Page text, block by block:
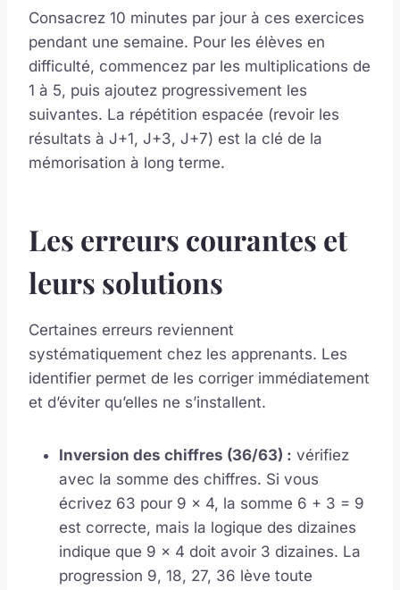
Consacrez 10 minutes par jour à ces exercices
pendant une semaine. Pour les élèves en
difficulté, commencez par les multiplications de
1 à 5, puis ajoutez progressivement les
suivantes. La répétition espacée (revoir les
résultats à J+1, J+3, J+7) est la clé de la
mémorisation à long terme.
Les erreurs courantes et
leurs solutions
Certaines erreurs reviennent
systématiquement chez les apprenants. Les
identifier permet de les corriger immédiatement
et d’éviter qu’elles ne s’installent.
Inversion des chiffres (36/63) : vérifiez
avec la somme des chiffres. Si vous
écrivez 63 pour 9 x 4, la somme 6 + 3 = 9
est correcte, mais la logique des dizaines
indique que 9 x 4 doit avoir 3 dizaines. La
progression 9, 18, 27, 36 lève toute